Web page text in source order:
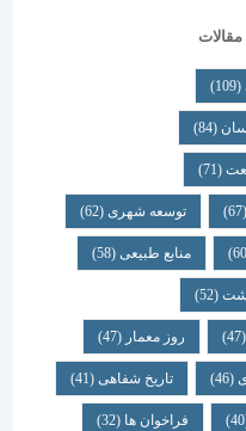
توسعه شهری(62)
منابع طبیعی(58)
روز معمار(47)
تاریخ شفاهی (41)
فراخوان ها (32)